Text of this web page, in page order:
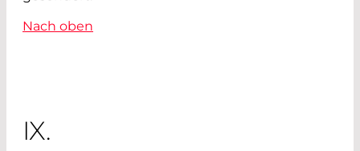
Nach oben
IX.